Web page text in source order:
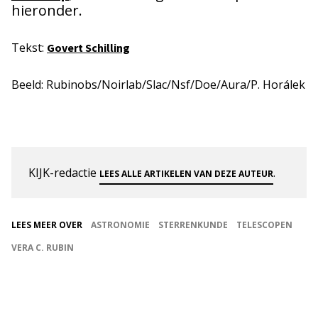
hieronder.
Tekst: Govert Schilling
Beeld: Rubinobs/Noirlab/Slac/Nsf/Doe/Aura/P. Horálek
KIJK-redactie LEES ALLE ARTIKELEN VAN DEZE AUTEUR.
LEES MEER OVER ASTRONOMIE STERRENKUNDE
TELESCOPEN
VERA C. RUBIN